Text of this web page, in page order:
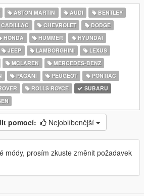
ASTON MARTIN AUDI
BENTLEY
CADILLAC CHEVROLET
DODGE
HONDA HUMMER
HYUNDAI
JEEP LAMBORGHINI
LEXUS
MCLAREN
MERCEDES-BENZ
PAGANI PEUGEOT
PONTIAC
ROLLS ROYCE
SUBARU
pomocí: Nejoblíbenější
módy, prosím zkuste změnit požadavek